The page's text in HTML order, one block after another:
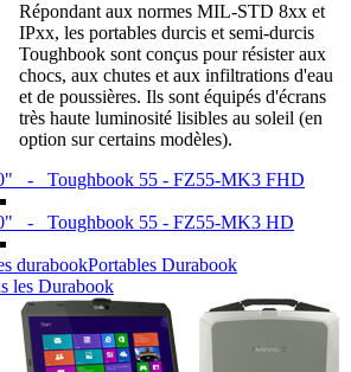
Répondant aux normes MIL-STD 8xx et
IPxx, les portables durcis et semi-durcis
Toughbook sont conçus pour résister aux
chocs, aux chutes et aux infiltrations d'eau
et de poussières. Ils sont équipés d'écrans
très haute luminosité lisibles au soleil (en
option sur certains modèles).
- Toughbook 55 - FZ55-MK3 FHD
- Toughbook 55 - FZ55-MK3 HD
Portables Durabook
les Durabook